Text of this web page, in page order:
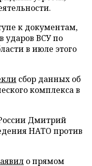
к документам,
ударов ВСУ по
в июле этого
сбор данных об
комплекса в
Дмитрий
НАТО против
о прямом